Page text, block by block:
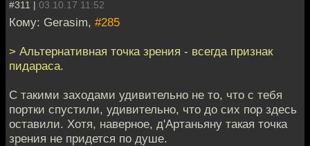
#311 | 03.10.17 11:52
Кому: Gerasim, #285
> Альтернативная точка зрения - всегда признак
пидараса.
С такими заходами удивительно не то, что с тебя
портки спустили, удивительно, что до сих пор здесь
оставили. Хотя, наверное, д'Артаньяну такая точка
зрения не придется по душе.